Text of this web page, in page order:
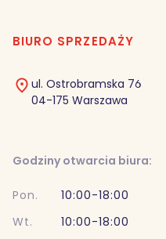
BIURO SPRZEDAŻY
ul. Ostrobramska 76
04-175 Warszawa
Godziny otwarcia biura:
Pon.
10:00-18:00
Wt.
10:00-18:00